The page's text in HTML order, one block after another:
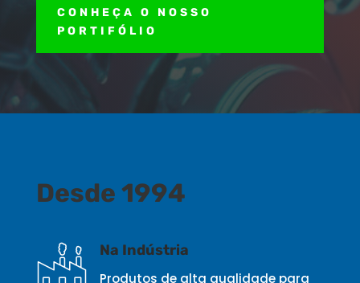
CONHEÇA O NOSSO
PORTIFÓLIO
Desde 1994
Na Indústria
Produtos de alta qualidade para